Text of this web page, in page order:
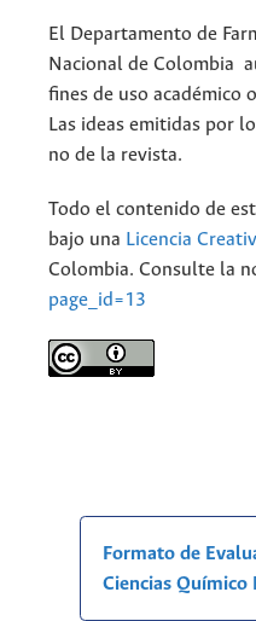
El Departamento de
Nacional de Colombia
fines de uso académico
Las ideas emitidas por
no de la revista.
Todo el contenido de
bajo una Licencia
Colombia. Consulte la
page_id=13
Formato de
Ciencias Químico